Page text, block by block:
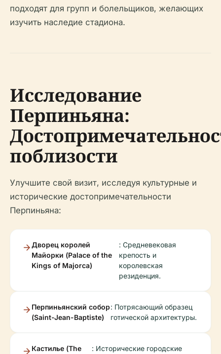
подходят для групп и болельщиков, желающих
изучить наследие стадиона.
Исследование
Перпиньяна:
поблизости
Улучшите свой визит, исследуя культурные и
исторические достопримечательности
Перпиньяна:
Дворец королей
Майорки (Palace of the
Kings of Majorca)
: Средневековая
крепость и
королевская
резиденция.
Перпиньянский собор
(Saint-Jean-Baptiste)
: Потрясающий образец
готической архитектуры.
Кастилье (The
: Исторические городские